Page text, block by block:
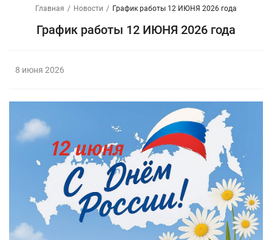
Главная / Новости / График работы 12 ИЮНЯ 2026 года
График работы 12 ИЮНЯ 2026 года
8 июня 2026